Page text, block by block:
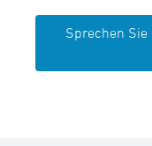
Sprechen